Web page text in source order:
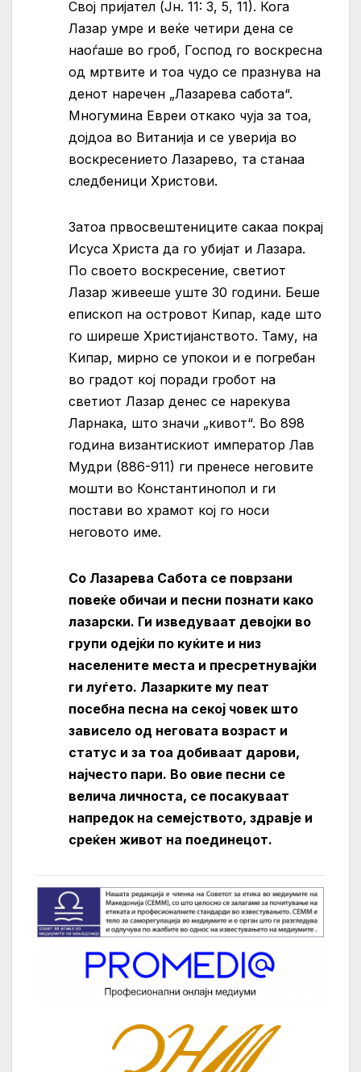
Свој пријател (Јн. 11: 3, 5, 11). Кога
Лазар умре и веќе четири дена се
наоѓаше во гроб, Господ го воскресна
од мртвите и тоа чудо се празнува на
денот наречен „Лазарева сабота“.
Многумина Евреи откако чуја за тоа,
дојдоа во Витанија и се уверија во
воскресението Лазарево, та станаа
следбеници Христови.
Затоа првосвештениците сакаа покрај
Исуса Христа да го убијат и Лазара.
По своето воскресение, светиот
Лазар живееше уште 30 години. Беше
епископ на островот Кипар, каде што
го ширеше Христијанството. Таму, на
Кипар, мирно се упокои и е погребан
во градот кој поради гробот на
светиот Лазар денес се нарекува
Ларнака, што значи „кивот“. Во 898
година византискиот император Лав
Мудри (886-911) ги пренесе неговите
мошти во Константинопол и ги
постави во храмот кој го носи
неговото име.
Со Лазарева Сабота се поврзани
повеќе обичаи и песни познати како
лазарски. Ги изведуваат девојки во
групи одејќи по куќите и низ
населените места и пресретнувајќи
ги луѓето. Лазарките му пеат
посебна песна на секој човек што
зависело од неговата возраст и
статус и за тоа добиваат дарови,
најчесто пари. Во овие песни се
велича личноста, се посакуваат
напредок на семејството, здравје и
среќен живот на поединецот.